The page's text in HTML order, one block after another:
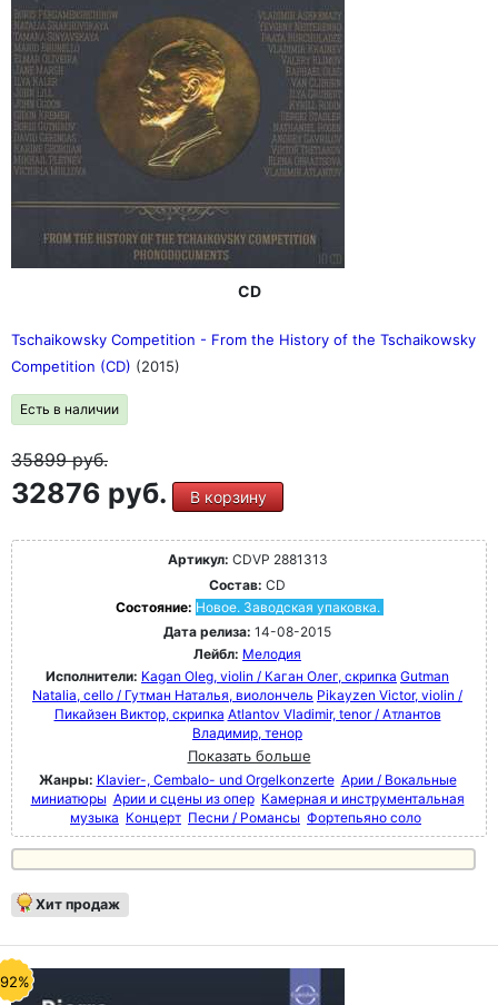
CD
Tschaikowsky Competition - From the History of the Tschaikowsky
Competition (CD) (2015)
Есть в наличии
35899руб.
32876 руб. В корзину
Артикул: CDVP 2881313
Состав: CD
Состояние: Новое. Заводская упаковка.
Дата релиза: 14-08-2015
Лейбл: Мелодия
Исполнители: Kagan Oleg, violin / Каган Oлег, скрипка Gutman
Natalia, cello / Гутман Наталья, виолончель Pikayzen Victor, violin /
Пикайзен Виктор, скрипка Atlantov Vladimir, tenor / Атлантов
Владимир, тенор
Показать больше
Жанры: Klavier-, Cembalo- und Orgelkonzerte Арии / Вокальные
миниатюры Арии и сцены из опер Камерная и инструментальная
музыка Концерт Песни / Романсы Фортепьяно соло
Хит продаж